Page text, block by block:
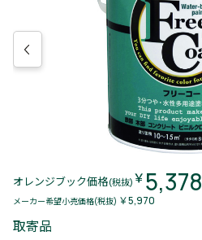
オレンジブック価格(税抜) ￥5,378
メーカー希望小売価格(税抜) ￥5,970
取寄品